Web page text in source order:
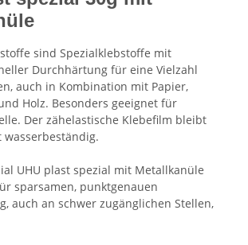
sind Spezialklebstoffe mit
Durchhärtung für eine Vielzahl
auch in Kombination mit Papier,
Holz. Besonders geeignet für
Der zähelastische Klebefilm bleibt
UHU plast spezial mit Metallkanüle
sparsamen, punktgenauen
auch an schwer zugänglichen Stellen,